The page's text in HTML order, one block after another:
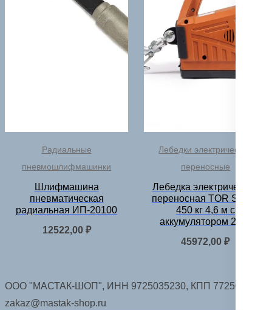
Радиальные
пневмошлифмашинки
Шлифмашина
пневматическая
радиальная ИП-20100
12522,00 ₽
Лебедки электрические
переносные
Лебедка электрическая
переносная TOR SQ-05
450 кг 4,6 м с
аккумулятором 24 В
45972,00₽
ООО "МАСТАК-ШОП", ИНН 9725035230, КПП 772501001.
zakaz@mastak-shop.ru